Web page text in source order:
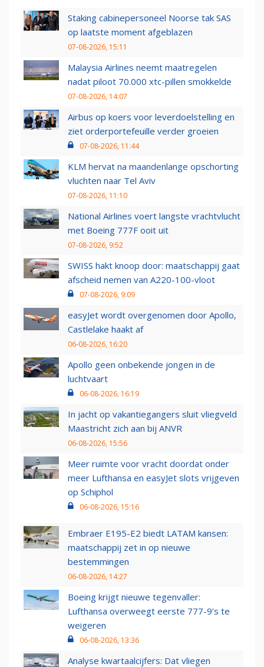
Staking cabinepersoneel Noorse tak SAS
op laatste moment afgeblazen
07-08-2026, 15:11
Malaysia Airlines neemt maatregelen
nadat piloot 70.000 xtc-pillen smokkelde
07-08-2026, 14:07
Airbus op koers voor leverdoelstelling en
ziet orderportefeuille verder groeien
07-08-2026, 11:44
KLM hervat na maandenlange opschorting
vluchten naar Tel Aviv
07-08-2026, 11:10
National Airlines voert langste vrachtvlucht
met Boeing 777F ooit uit
07-08-2026, 9:52
SWISS hakt knoop door: maatschappij gaat
afscheid nemen van A220-100-vloot
07-08-2026, 9:09
easyJet wordt overgenomen door Apollo,
Castlelake haakt af
06-08-2026, 16:20
Apollo geen onbekende jongen in de
luchtvaart
06-08-2026, 16:19
In jacht op vakantiegangers sluit vliegveld
Maastricht zich aan bij ANVR
06-08-2026, 15:56
Meer ruimte voor vracht doordat onder
meer Lufthansa en easyJet slots vrijgeven
op Schiphol
06-08-2026, 15:16
Embraer E195-E2 biedt LATAM kansen:
maatschappij zet in op nieuwe
bestemmingen
06-08-2026, 14:27
Boeing krijgt nieuwe tegenvaller:
Lufthansa overweegt eerste 777-9’s te
weigeren
06-08-2026, 13:36
Analyse kwartaalcijfers: Dat vliegen